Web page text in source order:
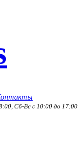
Сб-Вс с 10:00 до 17:00